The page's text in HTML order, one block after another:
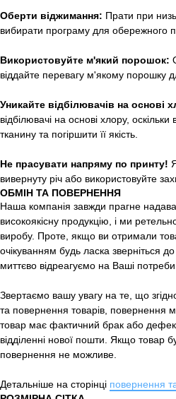
Оберти віджимання: Прати при
вибирати програму для обережного
Використовуйте м'який порошок:
віддайте перевагу м'якому порошку
Уникайте відбілювачів на основі
відбілювачі на основі хлору,
тканину та погіршити її якість.
Не прасувати напряму по принту!
вивернуту річ або використовуйте
ОБМІН ТА ПОВЕРНЕННЯ
Наша компанія завжди прагне
високоякісну продукцію, і ми
виробу. Проте, якщо ви отримали
очікуванням будь ласка зверніться
миттєво відреагуємо на Ваші
Звертаємо вашу увагу на те, що
та повернення товарів, повернення
товар має фактичний брак або
відділенні нової пошти. Якщо товар
повернення не можливе.
Детальніше на сторінці повернення